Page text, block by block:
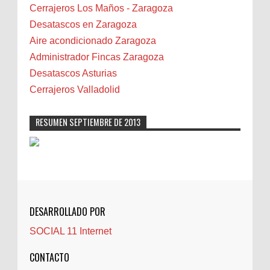
Bilbao
Biota
Camareta
Cáncer
Carmela Sauras
Carnavales
Castellón
Cerrajeros
Cocinas
Comentarios de la afición
Controller Zaragoza
Cerrajeros Los Maños - Zaragoza
Desatascos en Zaragoza
Aire acondicionado Zaragoza
Administrador Fincas Zaragoza
Desatascos Asturias
Cerrajeros Valladolid
RESUMEN SEPTIEMBRE DE 2013
DESARROLLADO POR
SOCIAL 11 Internet
CONTACTO